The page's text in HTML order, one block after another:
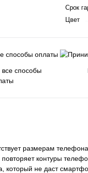
Срок
Цвет
способы
размерам
контуры
не даст